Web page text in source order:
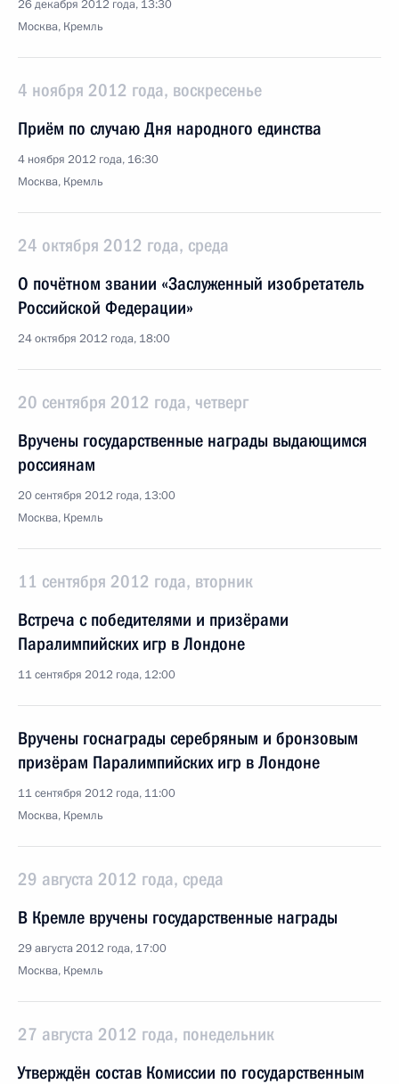
26 декабря 2012 года, 13:30
Москва, Кремль
4 ноября 2012 года, воскресенье
Приём по случаю Дня народного единства
4 ноября 2012 года, 16:30
Москва, Кремль
24 октября 2012 года, среда
О почётном звании «Заслуженный изобретатель
Российской Федерации»
24 октября 2012 года, 18:00
20 сентября 2012 года, четверг
Вручены государственные награды выдающимся
россиянам
20 сентября 2012 года, 13:00
Москва, Кремль
11 сентября 2012 года, вторник
Встреча с победителями и призёрами
Паралимпийских игр в Лондоне
11 сентября 2012 года, 12:00
Вручены госнаграды серебряным и бронзовым
призёрам Паралимпийских игр в Лондоне
11 сентября 2012 года, 11:00
Москва, Кремль
29 августа 2012 года, среда
В Кремле вручены государственные награды
29 августа 2012 года, 17:00
Москва, Кремль
27 августа 2012 года, понедельник
Утверждён состав Комиссии по государственным